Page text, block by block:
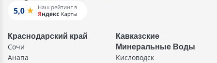
Краснодарский край
Сочи
Анапа
Кавказские
Минеральные Воды
Кисловодск